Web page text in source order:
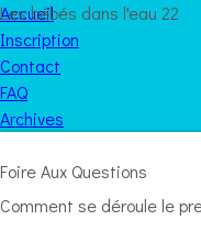
Les bébés dans l'eau 22
Accueil
Inscription
Contact
FAQ
Archives
Foire Aux Questions
Comment se déroule le